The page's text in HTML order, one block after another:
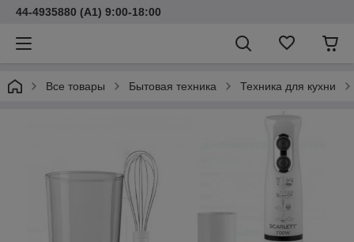
44-4935880 (A1) 9:00-18:00
Все товары Бытовая техника Техника для кухни